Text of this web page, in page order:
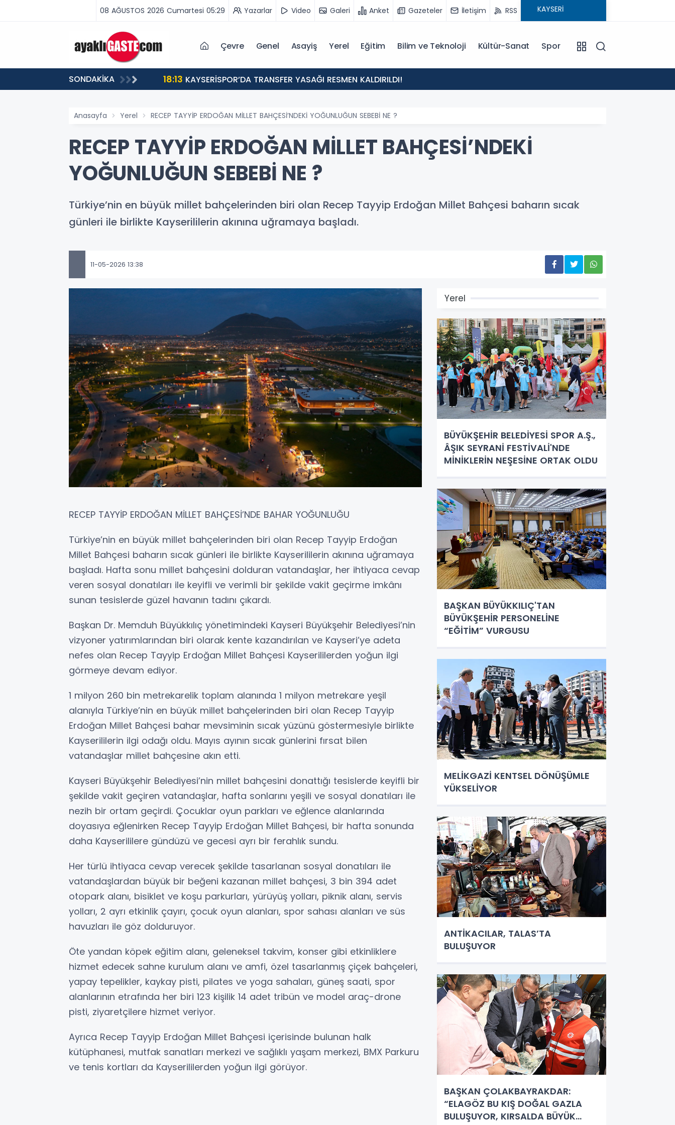
08 AĞUSTOS 2026 Cumartesi 05:29 Yazarlar Video Galeri Anket Gazeteler İletişim RSS
Çevre Genel Asayiş Yerel Eğitim Bilim ve Teknoloji Kültür-Sanat Spor
SONDAKİKA
VAR, MÜCADELE VAR!” 18:13 KAYSERİSPOR’DA TRANSFER YASAĞI RESMEN KALDIRILDI!
Anasayfa Yerel RECEP TAYYİP ERDOĞAN MİLLET BAHÇESİ’NDEKİ YOĞUNLUĞUN SEBEBİ NE ?
RECEP TAYYİP ERDOĞAN MİLLET BAHÇESİ’NDEKİ
YOĞUNLUĞUN SEBEBİ NE ?
Türkiye’nin en büyük millet bahçelerinden biri olan Recep Tayyip Erdoğan Millet Bahçesi baharın sıcak
günleri ile birlikte Kayserililerin akınına uğramaya başladı.
11-05-2026 13:38
RECEP TAYYİP ERDOĞAN MİLLET BAHÇESİ’NDE BAHAR YOĞUNLUĞU
Türkiye’nin en büyük millet bahçelerinden biri olan Recep Tayyip Erdoğan
Millet Bahçesi baharın sıcak günleri ile birlikte Kayserililerin akınına uğramaya
başladı. Hafta sonu millet bahçesini dolduran vatandaşlar, her ihtiyaca cevap
veren sosyal donatıları ile keyifli ve verimli bir şekilde vakit geçirme imkânı
sunan tesislerde güzel havanın tadını çıkardı.
Başkan Dr. Memduh Büyükkılıç yönetimindeki Kayseri Büyükşehir Belediyesi’nin
vizyoner yatırımlarından biri olarak kente kazandırılan ve Kayseri’ye adeta
nefes olan Recep Tayyip Erdoğan Millet Bahçesi Kayserililerden yoğun ilgi
görmeye devam ediyor.
1 milyon 260 bin metrekarelik toplam alanında 1 milyon metrekare yeşil
alanıyla Türkiye’nin en büyük millet bahçelerinden biri olan Recep Tayyip
Erdoğan Millet Bahçesi bahar mevsiminin sıcak yüzünü göstermesiyle birlikte
Kayserililerin ilgi odağı oldu. Mayıs ayının sıcak günlerini fırsat bilen
vatandaşlar millet bahçesine akın etti.
Kayseri Büyükşehir Belediyesi’nin millet bahçesini donattığı tesislerde keyifli bir
şekilde vakit geçiren vatandaşlar, hafta sonlarını yeşili ve sosyal donatıları ile
nezih bir ortam geçirdi. Çocuklar oyun parkları ve eğlence alanlarında
doyasıya eğlenirken Recep Tayyip Erdoğan Millet Bahçesi, bir hafta sonunda
daha Kayserililere gündüzü ve gecesi ayrı bir ferahlık sundu.
Her türlü ihtiyaca cevap verecek şekilde tasarlanan sosyal donatıları ile
vatandaşlardan büyük bir beğeni kazanan millet bahçesi, 3 bin 394 adet
otopark alanı, bisiklet ve koşu parkurları, yürüyüş yolları, piknik alanı, servis
yolları, 2 ayrı etkinlik çayırı, çocuk oyun alanları, spor sahası alanları ve süs
havuzları ile göz dolduruyor.
Öte yandan köpek eğitim alanı, geleneksel takvim, konser gibi etkinliklere
hizmet edecek sahne kurulum alanı ve amfi, özel tasarlanmış çiçek bahçeleri,
yapay tepelikler, kaykay pisti, pilates ve yoga sahaları, güneş saati, spor
alanlarının etrafında her biri 123 kişilik 14 adet tribün ve model araç-drone
pisti, ziyaretçilere hizmet veriyor.
Ayrıca Recep Tayyip Erdoğan Millet Bahçesi içerisinde bulunan halk
kütüphanesi, mutfak sanatları merkezi ve sağlıklı yaşam merkezi, BMX Parkuru
ve tenis kortları da Kayserililerden yoğun ilgi görüyor.
Yerel
BÜYÜKŞEHİR BELEDİYESİ SPOR A.Ş.,
ÂŞIK SEYRANİ FESTİVALİ'NDE
MİNİKLERİN NEŞESİNE ORTAK OLDU
BAŞKAN BÜYÜKKILIÇ'TAN
BÜYÜKŞEHİR PERSONELİNE
“EĞİTİM” VURGUSU
MELİKGAZİ KENTSEL DÖNÜŞÜMLE
YÜKSELİYOR
ANTİKACILAR, TALAS’TA
BULUŞUYOR
BAŞKAN ÇOLAKBAYRAKDAR:
“ELAGÖZ BU KIŞ DOĞAL GAZLA
BULUŞUYOR, KIRSALDA BÜYÜK